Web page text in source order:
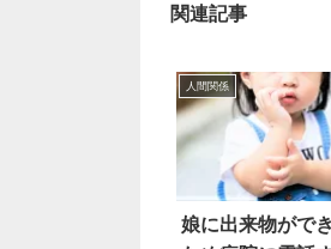
関連記事
人間関係
娘に出来物がで